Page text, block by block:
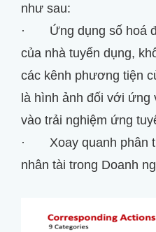
như sau:
· Ứng dụng số hoá
của nhà tuyển dụng,
các kênh phương tiện
là hình ảnh đối với ứng
vào trải nghiệm ứng
· Xoay quanh phân
nhân tài trong Doanh